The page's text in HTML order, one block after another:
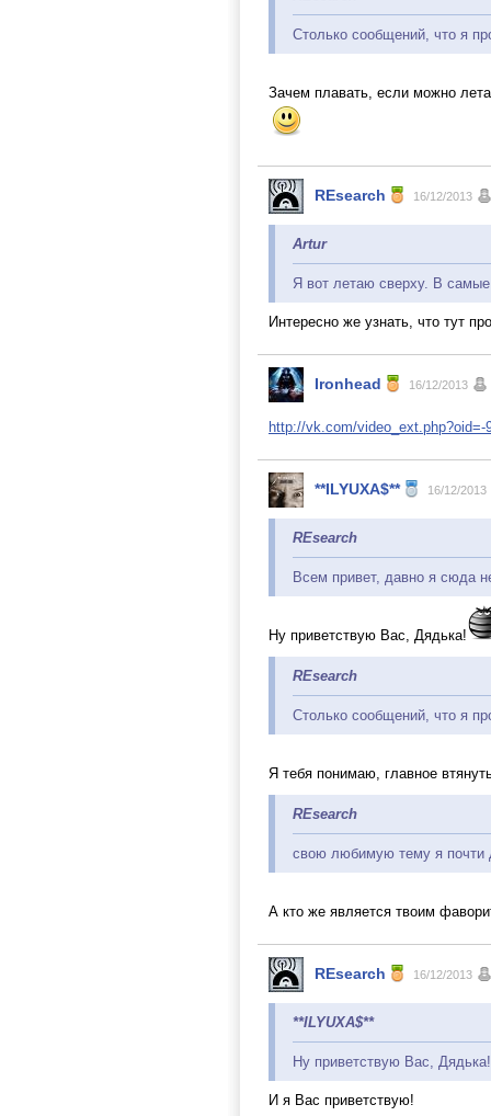
Столько сообщений, что я
Зачем плавать, если можно
REsearch 16/12/2013
Artur
Я вот летаю сверху. В
Интересно же узнать, что тут
Ironhead 16/12/2013
http://vk.com/
**ILYUXA$** 16/12/2013
REsearch
Всем привет, давно я сюда
Ну приветствую Вас, Дядька!
REsearch
Столько сообщений, что я
Я тебя понимаю, главное
REsearch
свою любимую тему я почти
А кто же является твоим
REsearch 16/12/2013
**ILYUXA$**
Ну приветствую Вас, Дядька!
И я Вас приветствую!